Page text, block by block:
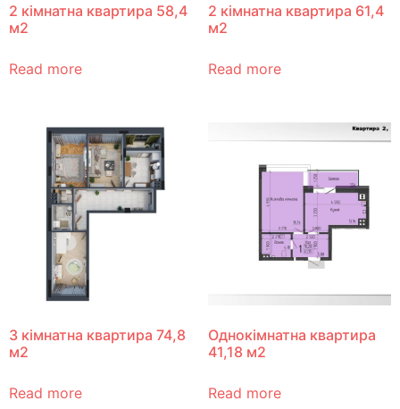
2 кімнатна квартира 58,4
м2
Read more
2 кімнатна квартира 61,4
м2
Read more
3 кімнатна квартира 74,8
м2
Read more
Однокімнатна квартира
41,18 м2
Read more